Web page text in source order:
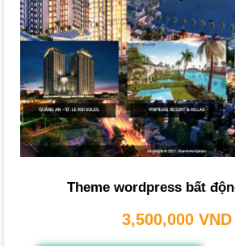
Thiết kế web bất động sản dcmang
Theme wordpress bất
3,500,000 VND